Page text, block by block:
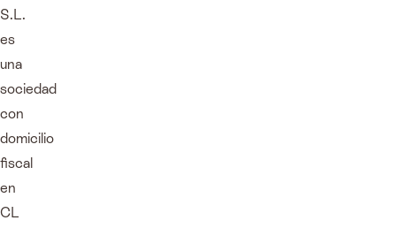
S.L.
es
una
sociedad
con
domicilio
fiscal
en
CL